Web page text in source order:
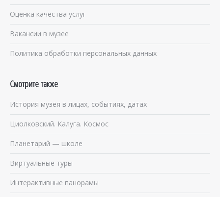
Оценка качества услуг
Вакансии в музее
Политика обработки персональных данных
Смотрите также
История музея в лицах, событиях, датах
Циолковский. Калуга. Космос
Планетарий — школе
Виртуальные туры
Интерактивные панорамы